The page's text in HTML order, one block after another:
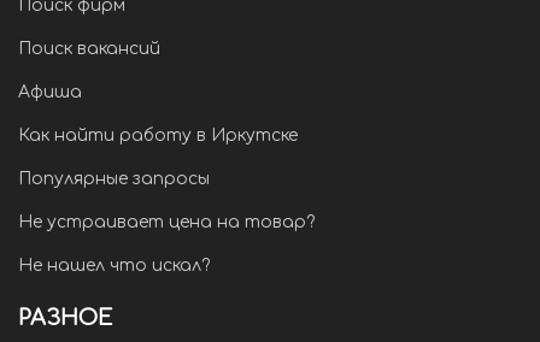
Поиск фирм
Поиск вакансий
Афиша
Как найти работу в Иркутске
Популярные запросы
Не устраивает цена на товар?
Не нашел что искал?
РАЗНОЕ